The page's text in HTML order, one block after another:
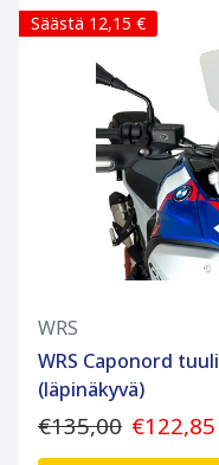
Säästä 12,15 €
WRS
WRS Caponord
(läpinäkyvä)
€135,00 €122,85